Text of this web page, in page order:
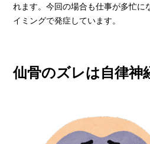
れます。今回の場合も仕事が多忙に
イミングで発症しています。
仙骨のズレは自律神